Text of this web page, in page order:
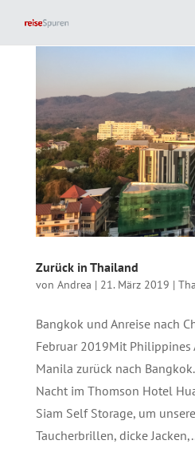
Zurück in Thailand
von Andrea | 21. März 2019 |
Bangkok und Anreise nach
Februar 2019Mit
Manila zurück nach
Nacht im Thomson Hotel
Siam Self Storage, um
Taucherbrillen, dicke